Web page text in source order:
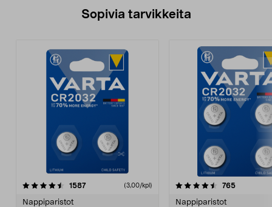
Sopivia tarvikkeita
1587arvostelut (3,00/kpl)
Nappiparistot
4.5viidestä
765arvostelut
Nappiparistot
4.5viidestä